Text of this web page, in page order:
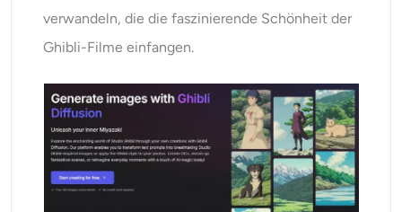
verwandeln, die die faszinierende Schönheit der
Ghibli-Filme einfangen.